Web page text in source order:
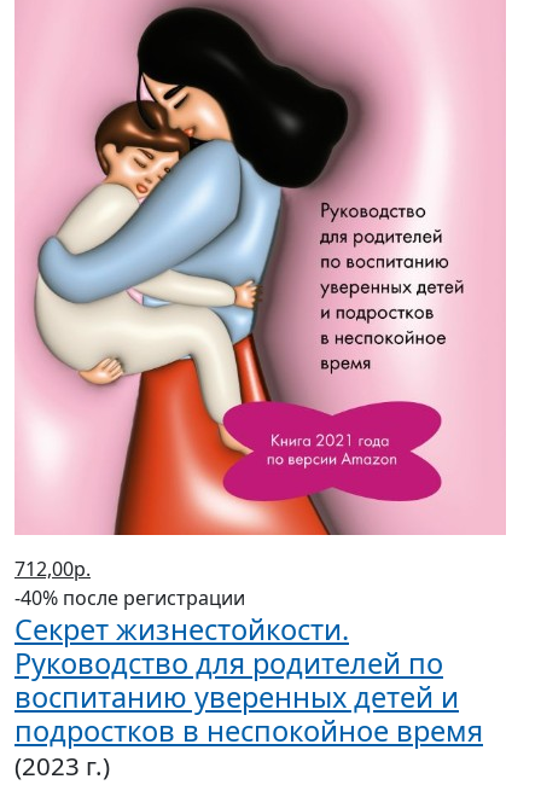
712,00р.
-40% после регистрации
Секрет жизнестойкости.
Руководство для родителей по
воспитанию уверенных детей и
подростков в неспокойное время
(2023 г.)